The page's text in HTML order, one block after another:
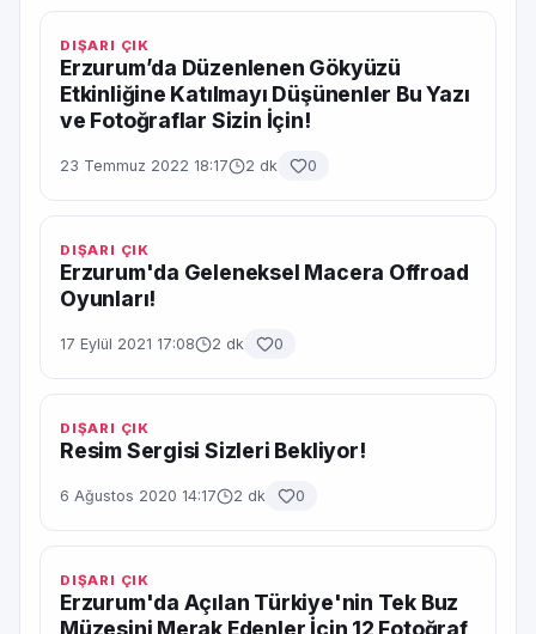
DIŞARI ÇIK
Erzurum’da Düzenlenen Gökyüzü
Etkinliğine Katılmayı Düşünenler Bu Yazı
ve Fotoğraflar Sizin İçin!
23 Temmuz 2022 18:17 2 dk 0
DIŞARI ÇIK
Erzurum'da Geleneksel Macera Offroad
Oyunları!
17 Eylül 2021 17:08 2 dk 0
DIŞARI ÇIK
Resim Sergisi Sizleri Bekliyor!
6 Ağustos 2020 14:17 2 dk 0
DIŞARI ÇIK
Erzurum'da Açılan Türkiye'nin Tek Buz
Müzesini Merak Edenler İçin 12 Fotoğraf